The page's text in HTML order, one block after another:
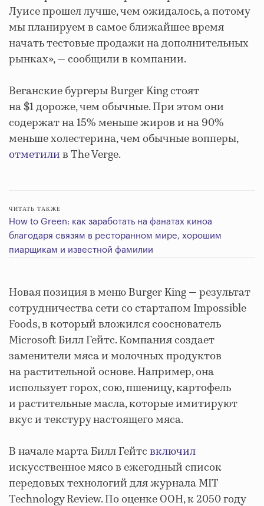
Луисе прошел лучше, чем ожидалось, а потому
мы планируем в самое ближайшее время
начать тестовые продажи на дополнительных
рынках», — сообщили в компании.
Веганские бургеры Burger King стоят
на $1 дороже, чем обычные. При этом они
содержат на 15% меньше жиров и на 90%
меньше холестерина, чем обычные вопперы,
отметилив The Verge.
ЧИТАТЬ ТАКЖЕ
How to Green: как заработать на фанатах киноа
благодаря связям в ресторанном мире, хорошим
пиарщикам и известной фамилии
Новая позиция в меню Burger King — результат
сотрудничества сети со стартапом Impossible
Foods, в который вложился сооснователь
Microsoft Билл Гейтс. Компания создает
заменители мяса и молочных продуктов
на растительной основе. Например, она
использует горох, сою, пшеницу, картофель
и растительные масла, которые имитируют
вкус и текстуру настоящего мяса.
В начале марта Билл Гейтсвключил
искусственное мясо в ежегодный список
передовых технологий для журнала MIT
Technology Review. По оценке ООН, к 2050 году